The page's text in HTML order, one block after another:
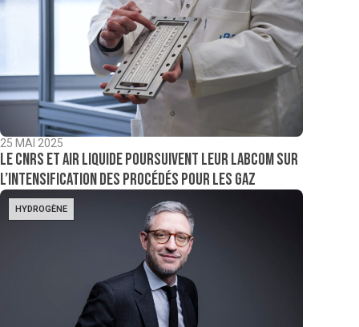
25 MAI 2025
Le CNRS et Air Liquide poursuivent leur LabCom sur
l’intensification des procédés pour les gaz
HYDROGÈNE